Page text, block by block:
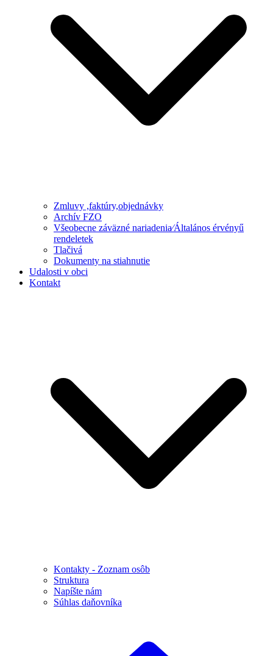
Zmluvy ,faktúry,objednávky
Archív FZO
Všeobecne záväzné nariadenia⁄Általános érvényű
rendeletek
Tlačivá
Dokumenty na stiahnutie
Udalosti v obci
Kontakt
Kontakty - Zoznam osôb
Struktura
Napíšte nám
Súhlas daňovníka